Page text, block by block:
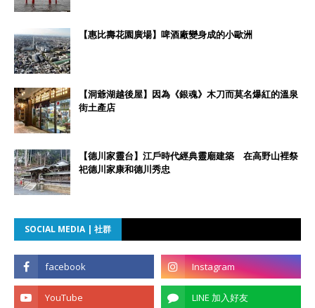
【惠比壽花園廣場】啤酒廠變身成的小歐洲
【洞爺湖越後屋】因為《銀魂》木刀而莫名爆紅的溫泉
街土產店
【德川家靈台】江戶時代經典靈廟建築 在高野山裡祭
祀德川家康和德川秀忠
SOCIAL MEDIA | 社群